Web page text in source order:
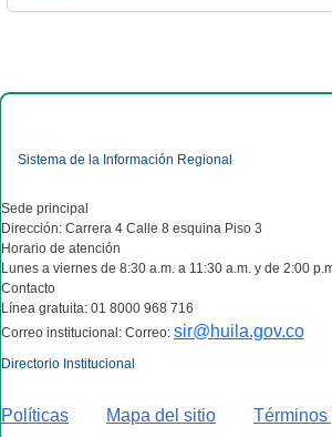
Sistema de la Información Regional
Sede principal
Dirección: Carrera 4 Calle 8 esquina Piso 3
Horario de atención
Lunes a viernes de 8:30 a.m. a 11:30 a.m. y de 2:00
Contacto
Línea gratuita: 01 8000 968 716
Correo institucional: Correo: sir@huila.gov.co
Directorio Institucional
Políticas Mapa del sitio